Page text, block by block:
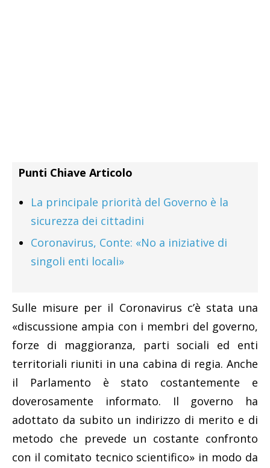
Punti Chiave Articolo
La principale priorità del Governo è la
sicurezza dei cittadini
Coronavirus, Conte: «No a iniziative di
singoli enti locali»
Sulle misure per il Coronavirus c’è stata una
«discussione ampia con i membri del governo,
forze di maggioranza, parti sociali ed enti
territoriali riuniti in una cabina di regia. Anche
il Parlamento è stato costantemente e
doverosamente informato. Il governo ha
adottato da subito un indirizzo di merito e di
metodo che prevede un costante confronto
con il comitato tecnico scientifico» in modo da